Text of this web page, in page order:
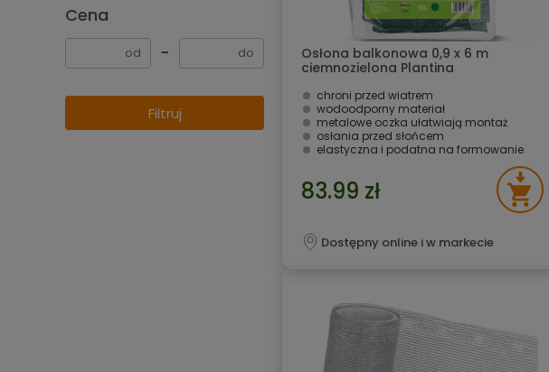
Cena
−
Filtruj
Osłona balkonowa 0,9 x 6 m
ciemnozielona Plantina
chroni przed wiatrem
wodoodporny materiał
metalowe oczka ułatwiają montaż
osłania przed słońcem
elastyczna i podatna na formowanie
83.99 zł
Dostępny online i w markecie